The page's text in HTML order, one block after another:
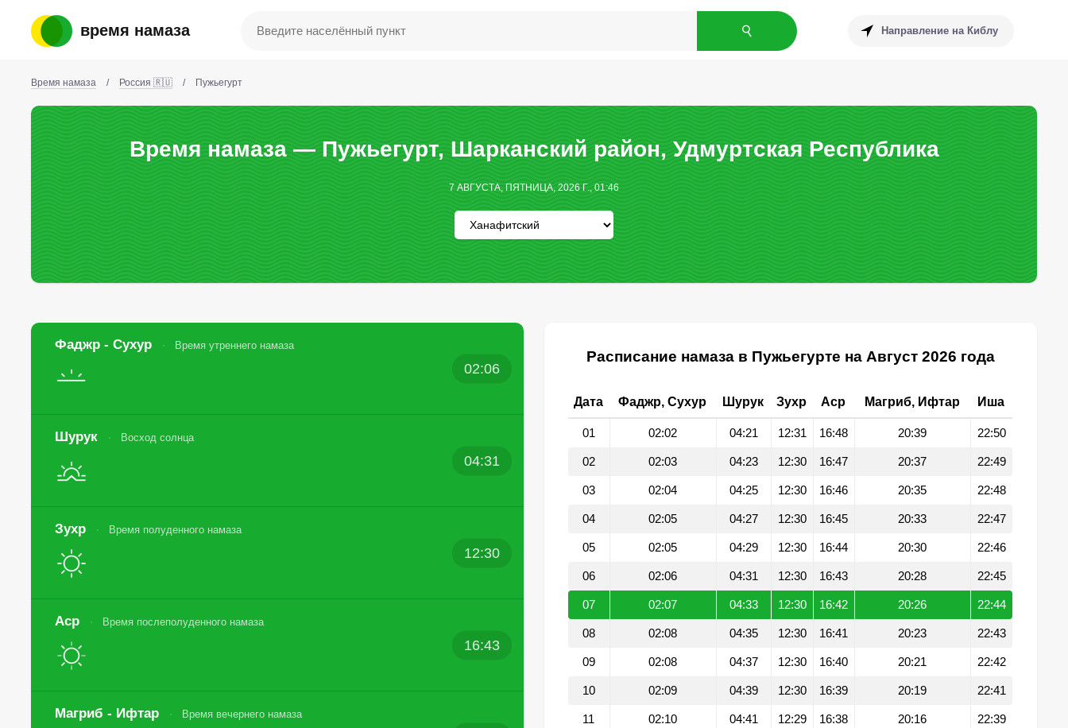
время намаза Направление на Киблу
Время намаза / Россия 🇷🇺 / Пужьегурт
Время намаза — Пужьегурт, Шарканский район, Удмуртская Республика
7 АВГУСТА, ПЯТНИЦА, 2026 Г., 01:46
Фаджр - Сухур Время утреннего намаза
02:06
Шурук Восход солнца
04:31
Зухр Время полуденного намаза
12:30
Аср Время послеполуденного намаза
16:43
Магриб - Ифтар Время вечернего намаза
Расписание намаза в Пужьегурте на Август 2026 года
Дата Фаджр, Сухур Шурук Зухр Аср Магриб, Ифтар Иша
01 02:02 04:21 12:31 16:48 20:39 22:50
02 02:03 04:23 12:30 16:47 20:37 22:49
03 02:04 04:25 12:30 16:46 20:35 22:48
04 02:05 04:27 12:30 16:45 20:33 22:47
05 02:05 04:29 12:30 16:44 20:30 22:46
06 02:06 04:31 12:30 16:43 20:28 22:45
07 02:07 04:33 12:30 16:42 20:26 22:44
08 02:08 04:35 12:30 16:41 20:23 22:43
09 02:08 04:37 12:30 16:40 20:21 22:42
10 02:09 04:39 12:30 16:39 20:19 22:41
11 02:10 04:41 12:29 16:38 20:16 22:39